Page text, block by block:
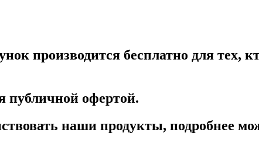
производится бесплатно для тех,
публичной офертой.
наши продукты, подробнее